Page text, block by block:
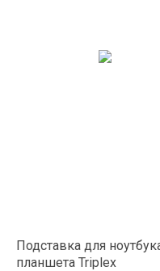
Подставка для
планшета Triplex